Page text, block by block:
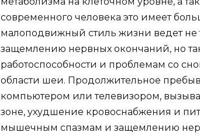
современного человека это имеет
малоподвижный стиль жизни ведет не
защемлению нервных окончаний, но
работоспособности и проблемам со
области шеи. Продолжительное
компьютером или телевизором,
зоне, ухудшение кровоснабжения и
мышечным спазмам и защемлению